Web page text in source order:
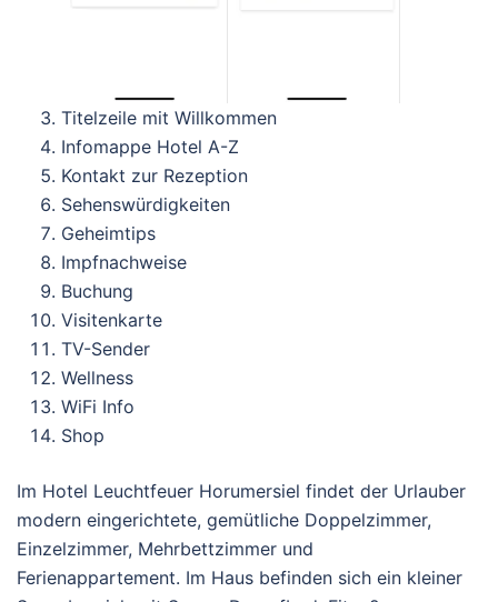
Titelzeile mit Willkommen
Infomappe Hotel A-Z
Kontakt zur Rezeption
Sehenswürdigkeiten
Geheimtips
Impfnachweise
Buchung
Visitenkarte
TV-Sender
Wellness
WiFi Info
Shop
Im Hotel Leuchtfeuer Horumersiel findet der Urlauber
modern eingerichtete, gemütliche Doppelzimmer,
Einzelzimmer, Mehrbettzimmer und
Ferienappartement. Im Haus befinden sich ein kleiner